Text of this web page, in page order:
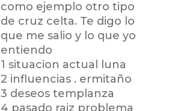
como ejemplo otro tipo
de cruz celta. Te digo lo
que me salio y lo que yo
entiendo
1 situacion actual luna
2 influencias . ermitaño
3 deseos templanza
4 pasado raiz problema